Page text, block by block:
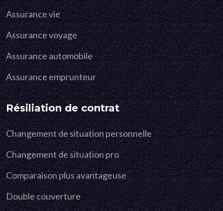
Assurance vie
Assurance voyage
Assurance automobile
Assurance emprunteur
Résiliation de contrat
Changement de situation personnelle
Changement de situation pro
Comparaison plus avantageuse
Double couverture